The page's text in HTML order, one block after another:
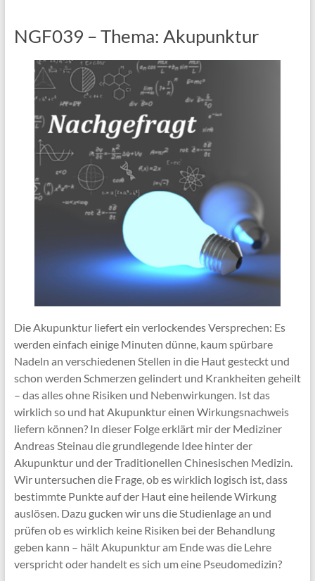
NGF039 – Thema: Akupunktur
Die Akupunktur liefert ein verlockendes Versprechen: Es
werden einfach einige Minuten dünne, kaum spürbare
Nadeln an verschiedenen Stellen in die Haut gesteckt und
schon werden Schmerzen gelindert und Krankheiten geheilt
– das alles ohne Risiken und Nebenwirkungen. Ist das
wirklich so und hat Akupunktur einen Wirkungsnachweis
liefern können? In dieser Folge erklärt mir der Mediziner
Andreas Steinau die grundlegende Idee hinter der
Akupunktur und der Traditionellen Chinesischen Medizin.
Wir untersuchen die Frage, ob es wirklich logisch ist, dass
bestimmte Punkte auf der Haut eine heilende Wirkung
auslösen. Dazu gucken wir uns die Studienlage an und
prüfen ob es wirklich keine Risiken bei der Behandlung
geben kann – hält Akupunktur am Ende was die Lehre
verspricht oder handelt es sich um eine Pseudomedizin?